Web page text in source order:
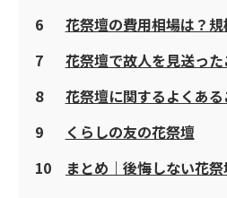
6
花祭壇の費用相場は？
7
花祭壇で故人を見送っ
8
花祭壇に関するよくあ
9
くらしの友の花祭壇
10
まとめ｜後悔しない花